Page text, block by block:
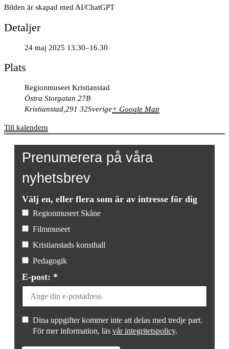
Bilden är skapad med AI/ChatGPT
Detaljer
24 maj 2025 13.30–16.30
Plats
Regionmuseet Kristianstad
Östra Storgatan 27B
Kristianstad 291 32Sverige+ Google Map
Till kalendern
Prenumerera på våra
nyhetsbrev
Välj en, eller flera som är av intresse för dig
Regionmuseet Skåne
Filmmuseet
Kristianstads konsthall
Pedagogik
E-post: *
Dina uppgifter kommer inte att delas med tredje part.
För mer information, läs vår integritetspolicy.